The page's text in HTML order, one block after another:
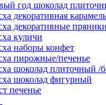
год шоколад
декоративная карамель
декоративные
куличи
наборы конфет
пирожные/печенье
шоколад плиточный /
шоколад фигурный
печенье